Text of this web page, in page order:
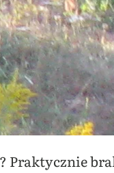
Praktycznie